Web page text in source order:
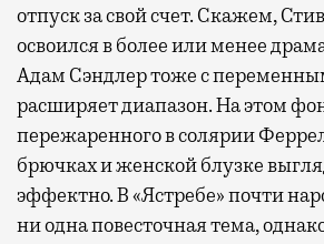
отпуск за свой счет. Скажем,
освоился в более или менее
Адам Сэндлер тоже с
расширяет диапазон. На этом
пережаренного в солярии
брючках и женской блузке
эффектно. В «Ястребе» почти
ни одна повесточная тема,